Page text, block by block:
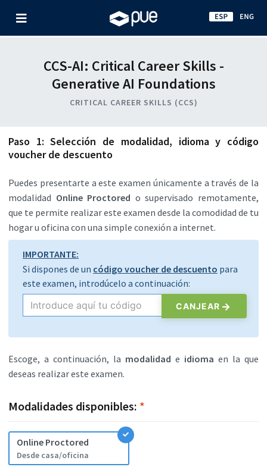
CCS-AI: Critical Career Skills -
Generative AI Foundations
CRITICAL CAREER SKILLS (CCS)
Paso 1: Selección de modalidad, idioma y código
voucher de descuento
Puedes presentarte a este examen únicamente a través de la
modalidad Online Proctored o supervisado remotamente,
que te permite realizar este examen desde la comodidad de tu
hogar u oficina con una simple conexión a internet.
IMPORTANTE:
Si dispones de un código voucher de descuento para
este examen, introdúcelo a continuación:
CANJEAR
Escoge, a continuación, la modalidad e idioma en la que
deseas realizar este examen.
Modalidades disponibles: *
Online Proctored
Desde casa/oficina